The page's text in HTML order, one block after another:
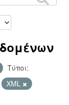
Τύποι:
XML